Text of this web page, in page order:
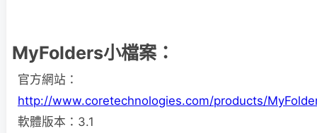
MyFolders小檔案：
官方網站：
http://www.coretechnologies.com/products/
軟體版本：3.1